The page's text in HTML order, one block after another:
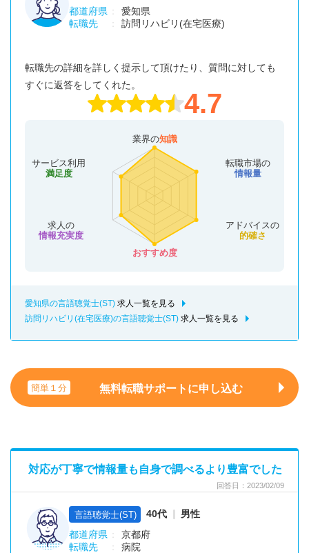
都道府県
愛知県
転職先
訪問リハビリ(在宅医療)
転職先の詳細を詳しく提示して頂けたり、質問に対しても
すぐに返答をしてくれた。
4.7
業界の知識
転職市場の
情報量
アドバイスの
的確さ
おすすめ度
サービス利用
満足度
求人の
情報充実度
愛知県の言語聴覚士(ST) 求人一覧を見る
訪問リハビリ(在宅医療)の言語聴覚士(ST) 求人一覧を見る
簡単１分 無料転職サポートに申し込む
回答日：2023/02/09
対応が丁寧で情報量も自身で調べるより豊富でした
言語聴覚士(ST) 40代
男性
都道府県
京都府
転職先
病院